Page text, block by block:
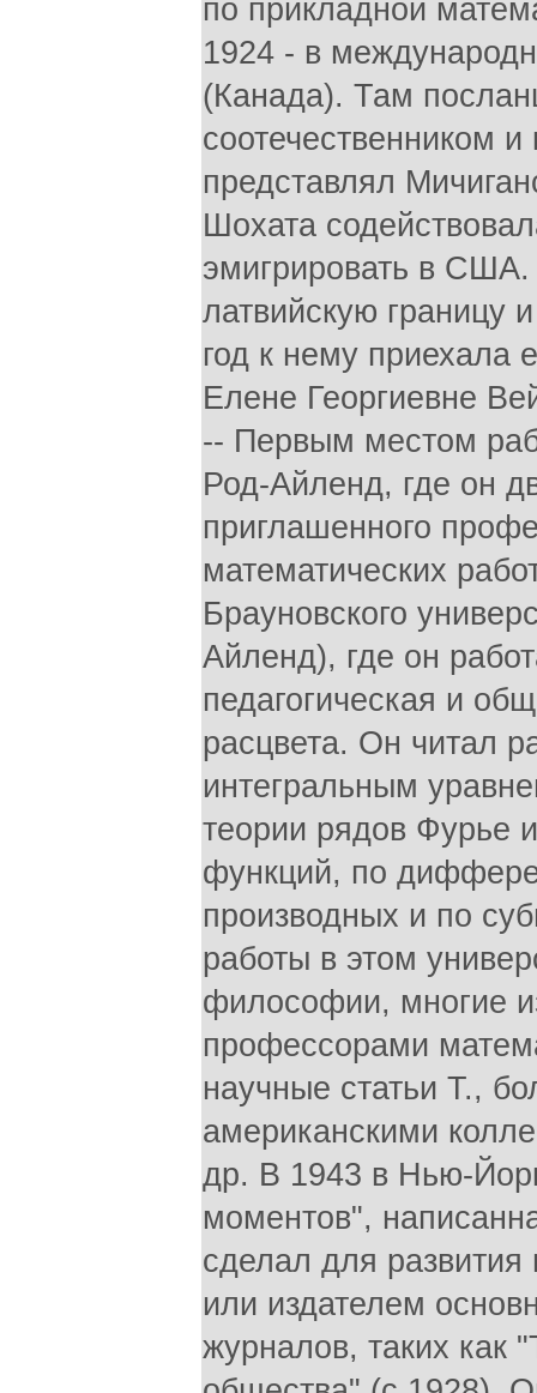
по прикладной
1924 - в
(Канада). Там
соотечественником
представлял
Шохата
эмигрировать в
латвийскую границу
год к нему приехала
Елене Георгиевне
-- Первым местом
Род-Айленд, где он
приглашенного
математических
Брауновского
Айленд), где он
педагогическая и
расцвета. Он читал
интегральным
теории рядов Фурье
функций, по
производных и по
работы в этом
философии, многие
профессорами
научные статьи Т.,
американскими
др. В 1943 в Нью-
моментов",
сделал для
или издателем
журналов, таких как